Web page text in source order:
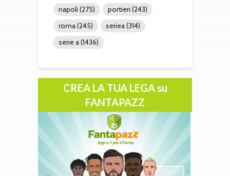
napoli (275) portieri (243)
roma(245) seriea(314)
serie a(1436)
CREA LA TUA LEGA su
FANTAPAZZ